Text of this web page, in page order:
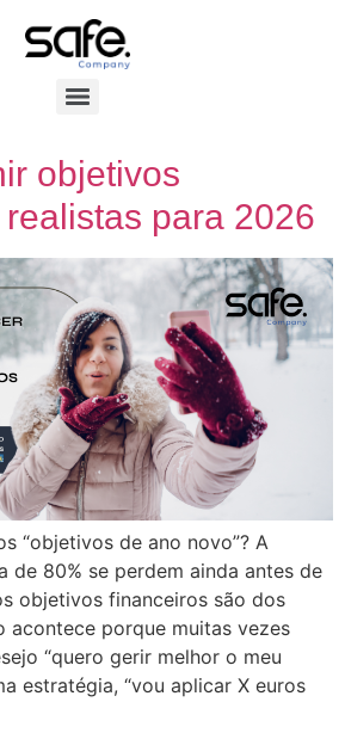
objetivos
para 2026
“objetivos de ano novo”? A
de 80% se perdem ainda antes de
objetivos financeiros são dos
acontece porque muitas vezes
“quero gerir melhor o meu
estratégia, “vou aplicar X euros